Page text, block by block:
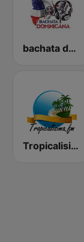
bachata dominicana
Tropicalisima.fm - Bachata